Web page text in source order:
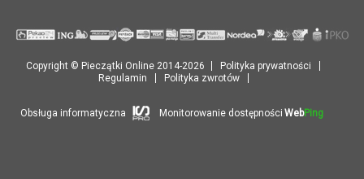
Copyright © Pieczątki Online 2014-2026
Polityka prywatności
Regulamin
Polityka zwrotów
Obsługa informatyczna Monitorowanie dostępności WebPing